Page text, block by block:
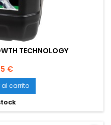
TECHNOLOGY
€
al carrito